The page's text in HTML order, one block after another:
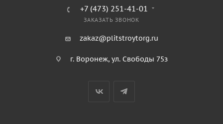
+7 (473) 251-41-01
ЗАКАЗАТЬ ЗВОНОК
zakaz@plitstroytorg.ru
г. Воронеж, ул. Свободы 75з